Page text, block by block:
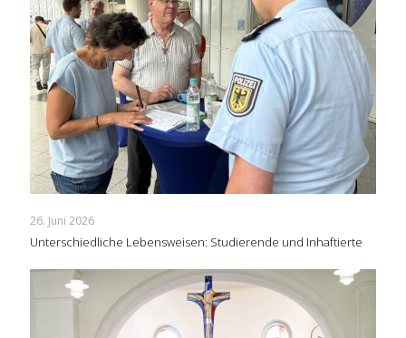
26. Juni 2026
Unterschiedliche Lebensweisen: Studierende und Inhaftierte